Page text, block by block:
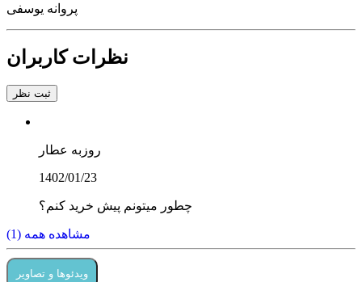
پروانه یوسفی
نظرات کاربران
ثبت نظر
روزبه عطار
1402/01/23
چطور میتونم پیش خرید کنم؟
مشاهده همه (1)
ویدئوها و تصاویر